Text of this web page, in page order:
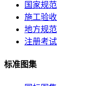
国家规范
施工验收
地方规范
注册考试
标准图集